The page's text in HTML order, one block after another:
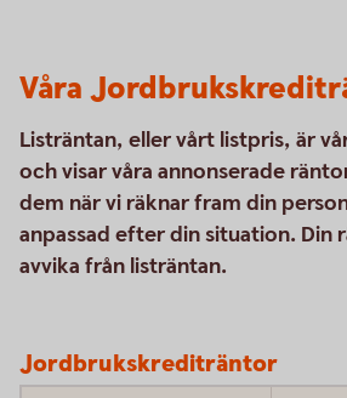
Våra
Listräntan, eller vårt listpris, är
och visar våra annonserade
dem när vi räknar fram din
anpassad efter din situation. Din
avvika från listräntan.
Jordbrukskrediträntor